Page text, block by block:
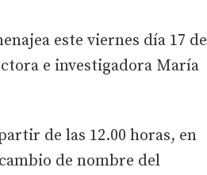
este viernes día 17 de
e investigadora María
de las 12.00 horas, en
de nombre del